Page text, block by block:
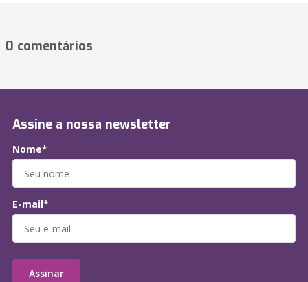
0 comentários
Assine a nossa newsletter
Nome*
E-mail*
Assinar